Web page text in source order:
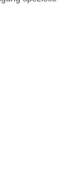
am Pool
EC Maestro,